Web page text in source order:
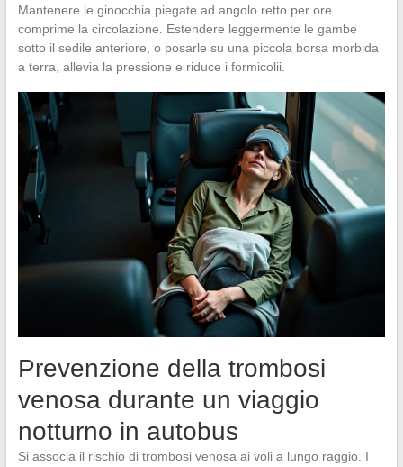
Mantenere le ginocchia piegate ad angolo retto per ore
comprime la circolazione. Estendere leggermente le gambe
sotto il sedile anteriore, o posarle su una piccola borsa morbida
a terra, allevia la pressione e riduce i formicolii.
Prevenzione della trombosi
venosa durante un viaggio
notturno in autobus
Si associa il rischio di trombosi venosa ai voli a lungo raggio. I